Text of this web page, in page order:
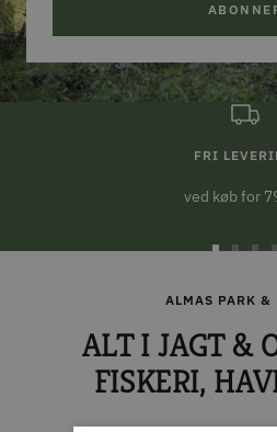
FRI
ved køb for
1
2
ALMAS PARK
ALT I JAGT &
FISKERI,